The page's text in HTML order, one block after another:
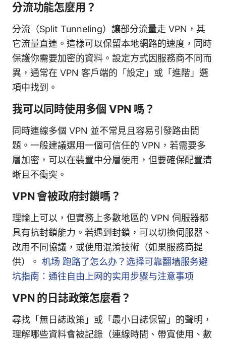
分流功能怎麼用？
分流（Split Tunneling）讓部分流量走 VPN，其
它流量直連。這樣可以保留本地網路的速度，同時
保護你需要加密的資料。設定方式因服務商不同而
異，通常在 VPN 客戶端的「設定」或「進階」選
項中找到。
我可以同時使用多個 VPN 嗎？
同時連線多個 VPN 並不常見且容易引發路由問
題。一般建議選用一個可信任的 VPN，若需要多
層加密，可以在裝置中分層使用，但要確保配置清
晰且不衝突。
VPN 會被政府封鎖嗎？
理論上可以，但實務上多數地區的 VPN 伺服器都
具有抗封鎖能力。若遇到封鎖，可以切換伺服器、
改用不同協議，或使用混淆技術（如果服務商提
供）。 机场 跑路了怎么办？选择可靠翻墙服务避
坑指南：通往自由上网的实用步骤与注意事项
VPN 的日誌政策怎麼看？
尋找「無日誌政策」或「最小日誌保留」的聲明，
理解哪些資料會被記錄（連線時間、帶寬使用、數